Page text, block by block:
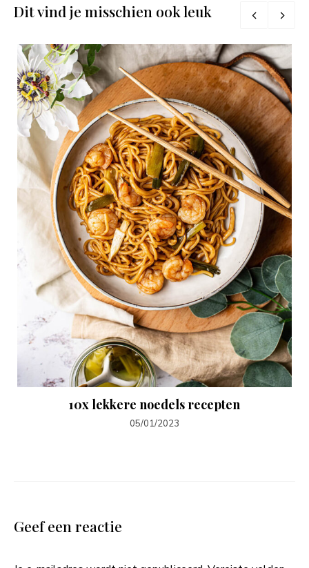
Dit vind je misschien ook leuk
10x lekkere noedels recepten
05/01/2023
Geef een reactie